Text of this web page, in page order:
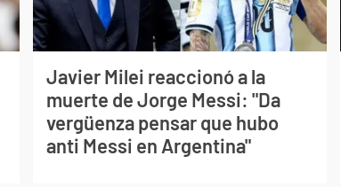
Javier Milei reaccionó a la
muerte de Jorge Messi: "Da
vergüenza pensar que hubo
anti Messi en Argentina"